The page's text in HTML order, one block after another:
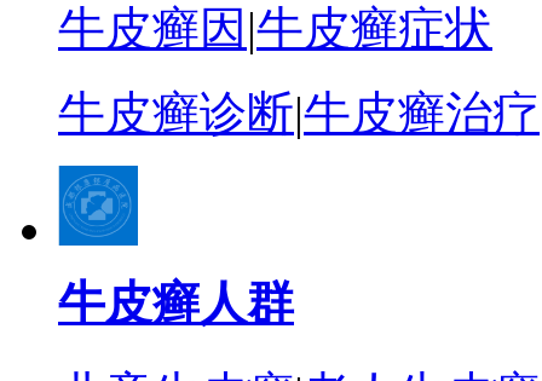
牛皮癣因 |牛皮癣症状
牛皮癣诊断|牛皮癣治疗
牛皮癣人群